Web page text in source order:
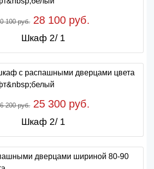
100 руб. 28 100 руб.
Шкаф 2/ 1
200 руб. 25 300 руб.
Шкаф 2/ 1